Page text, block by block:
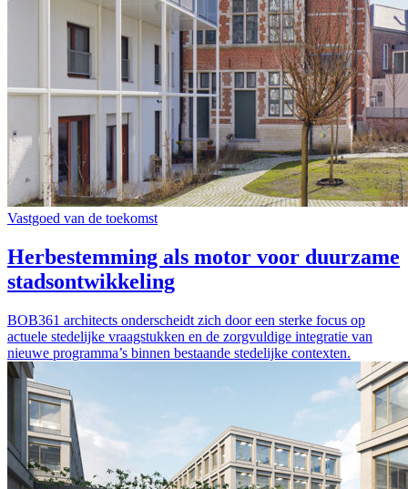
Vastgoed van de toekomst
Herbestemming als motor voor duurzame
stadsontwikkeling
BOB361 architects onderscheidt zich door een sterke focus op
actuele stedelijke vraagstukken en de zorgvuldige integratie van
nieuwe programma’s binnen bestaande stedelijke contexten.